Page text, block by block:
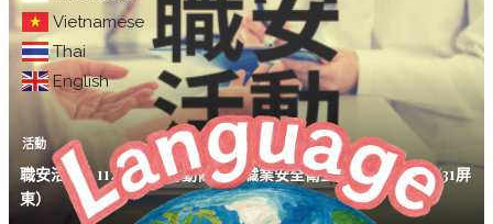
Vietnamese
Thai
English
活動
職安活動｜114年度「勞動條件暨職業安全衛生」教育訓練（7/31屏
東）